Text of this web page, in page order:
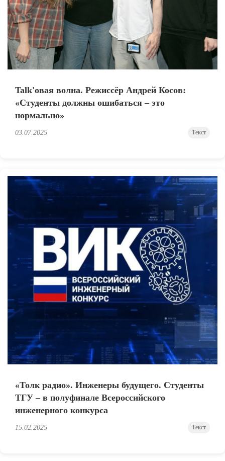
Talk'овая волна. Режиссёр Андрей Косов:
«Студенты должны ошибаться – это
нормально»
03.07.2025 Текст
«Толк радио». Инженеры будущего. Студенты
ТГУ – в полуфинале Всероссийского
инженерного конкурса
15.02.2025 Текст